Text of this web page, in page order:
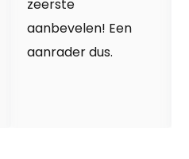
zeerste
aanbevelen! Een
aanrader dus.